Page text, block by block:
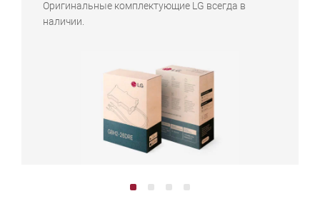
Оригинальные комплектующие LG всегда в
наличии.